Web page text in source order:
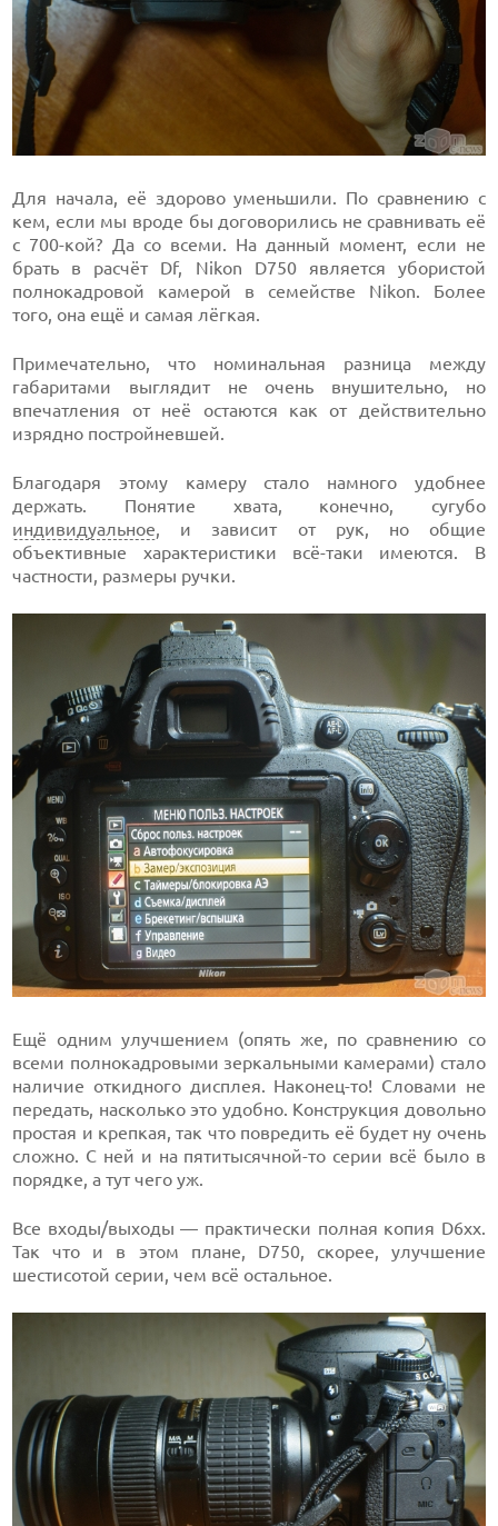
Для начала, её здорово уменьшили. По сравнению с
кем, если мы вроде бы договорились не сравнивать её
с 700-кой? Да со всеми. На данный момент, если не
брать в расчёт Df, Nikon D750 является убористой
полнокадровой камерой в семействе Nikon. Более
того, она ещё и самая лёгкая.
Примечательно, что номинальная разница между
габаритами выглядит не очень внушительно, но
впечатления от неё остаются как от действительно
изрядно постройневшей.
Благодаря этому камеру стало намного удобнее
держать. Понятие хвата, конечно, сугубо
индивидуальное, и зависит от рук, но общие
объективные характеристики всё-таки имеются. В
частности, размеры ручки.
Ещё одним улучшением (опять же, по сравнению со
всеми полнокадровыми зеркальными камерами) стало
наличие откидного дисплея. Наконец-то! Словами не
передать, насколько это удобно. Конструкция довольно
простая и крепкая, так что повредить её будет ну очень
сложно. С ней и на пятитысячной-то серии всё было в
порядке, а тут чего уж.
Все входы/выходы — практически полная копия D6хх.
Так что и в этом плане, D750, скорее, улучшение
шестисотой серии, чем всё остальное.